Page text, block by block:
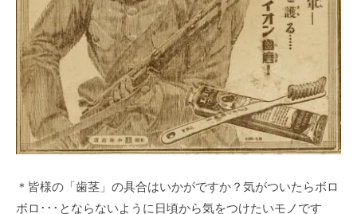
＊皆様の「歯茎」の具合はいかがですか？気がついたらボロ
ボロ･･･とならないように日頃から気をつけたいモノです